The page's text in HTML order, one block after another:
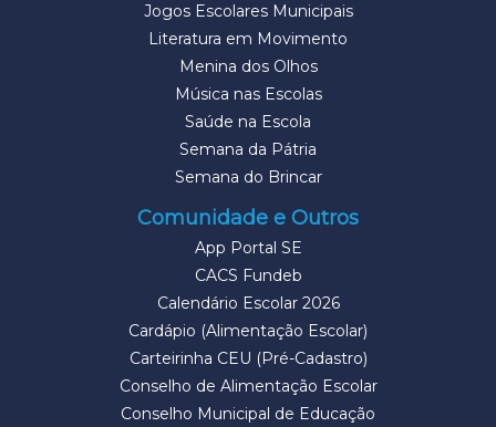
Jogos Escolares Municipais
Literatura em Movimento
Menina dos Olhos
Música nas Escolas
Saúde na Escola
Semana da Pátria
Semana do Brincar
Comunidade e Outros
App Portal SE
CACS Fundeb
Calendário Escolar 2026
Cardápio (Alimentação Escolar)
Carteirinha CEU (Pré-Cadastro)
Conselho de Alimentação Escolar
Conselho Municipal de Educação